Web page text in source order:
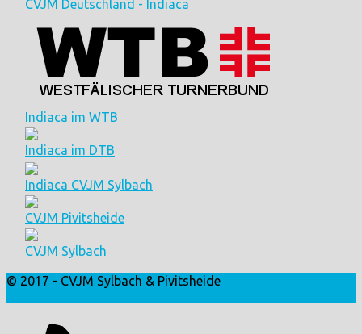
CVJM Deutschland - Indiaca
Indiaca im WTB
Indiaca im DTB
Indiaca CVJM Sylbach
CVJM Pivitsheide
CVJM Sylbach
© 2017 - CVJM Sylbach & Pivitsheide